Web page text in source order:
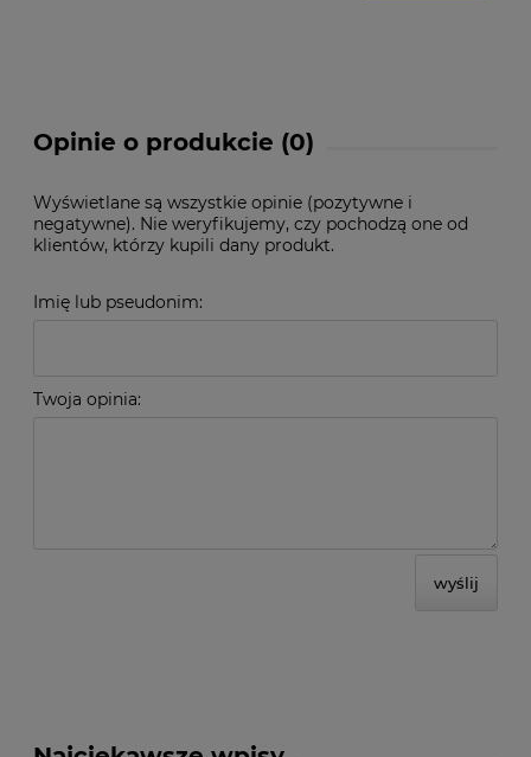
Opinie o produkcie (0)
Wyświetlane są wszystkie opinie (pozytywne i
negatywne). Nie weryfikujemy, czy pochodzą one od
klientów, którzy kupili dany produkt.
Imię lub pseudonim:
Twoja opinia:
wyślij